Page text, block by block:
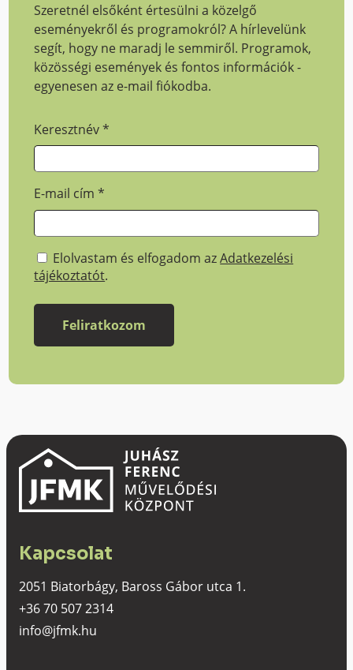
Szeretnél elsőként értesülni a közelgő
eseményekről és programokról? A hírlevelünk
segít, hogy ne maradj le semmiről. Programok,
közösségi események és fontos információk -
egyenesen az e-mail fiókodba.
Keresztnév*
E-mail cím*
Elolvastam és elfogadom azAdatkezelési
tájékoztatót.
Kapcsolat
2051 Biatorbágy, Baross Gábor utca 1.
+36 70 507 2314
info@jfmk.hu